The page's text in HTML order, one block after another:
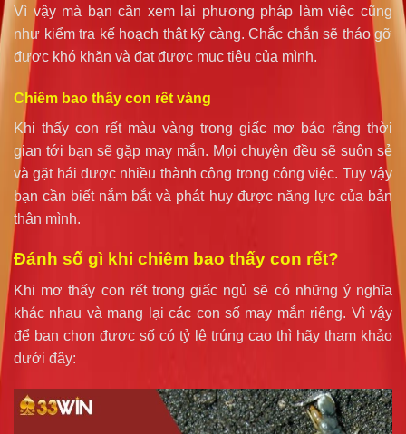
Vì vậy mà bạn cần xem lại phương pháp làm việc cũng
như kiểm tra kế hoạch thật kỹ càng. Chắc chắn sẽ tháo gỡ
được khó khăn và đạt được mục tiêu của mình.
Chiêm bao thấy con rết vàng
Khi thấy con rết màu vàng trong giấc mơ báo rằng thời
gian tới bạn sẽ gặp may mắn. Mọi chuyện đều sẽ suôn sẻ
và gặt hái được nhiều thành công trong công việc. Tuy vậy
bạn cần biết nắm bắt và phát huy được năng lực của bản
thân mình.
Đánh số gì khi chiêm bao thấy con rết?
Khi mơ thấy con rết trong giấc ngủ sẽ có những ý nghĩa
khác nhau và mang lại các con số may mắn riêng. Vì vậy
để bạn chọn được số có tỷ lệ trúng cao thì hãy tham khảo
dưới đây: